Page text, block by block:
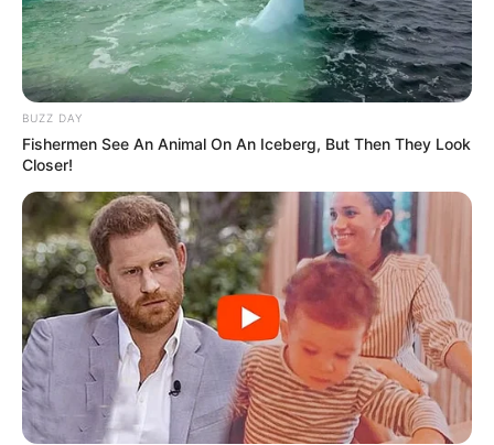
BUZZ DAY
Fishermen See An Animal On An Iceberg, But Then They Look
Closer!